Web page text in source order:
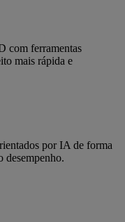
com ferramentas
mais rápida e
por IA de forma
desempenho.